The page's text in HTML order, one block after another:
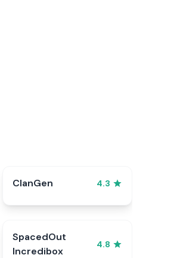
ClanGen 4.3
SpacedOut
Incredibox
4.8